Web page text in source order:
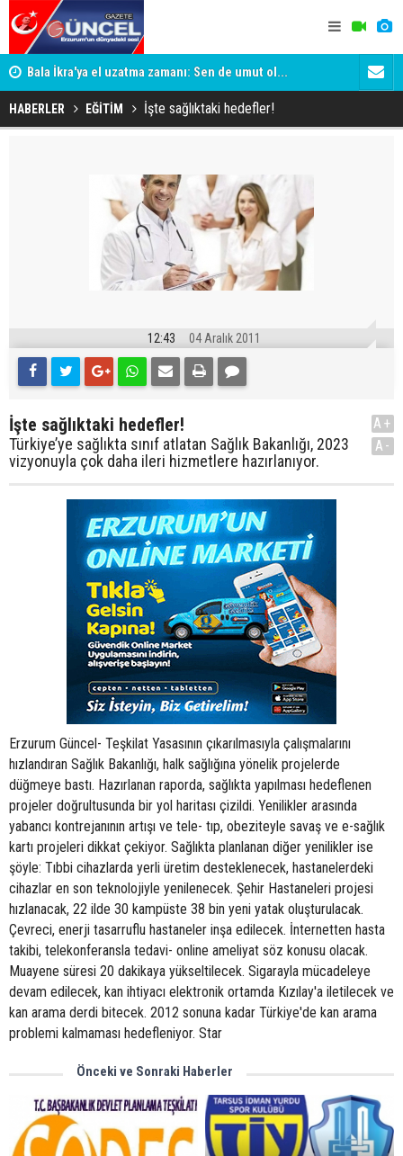
Bala İkra'ya el uzatma zamanı: Sen de umut ol... SÜRPRİZ
HABERLER EĞİTİM İşte sağlıktaki hedefler!
12:43 04 Aralık 2011
İşte sağlıktaki hedefler!
Türkiye’ye sağlıkta sınıf atlatan Sağlık Bakanlığı, 2023
vizyonuyla çok daha ileri hizmetlere hazırlanıyor.
A+
A-
Erzurum Güncel- Teşkilat Yasasının çıkarılmasıyla çalışmalarını
hızlandıran Sağlık Bakanlığı, halk sağlığına yönelik projelerde
düğmeye bastı. Hazırlanan raporda, sağlıkta yapılması hedeflenen
projeler doğrultusunda bir yol haritası çizildi. Yenilikler arasında
yabancı kontrejanının artışı ve tele- tıp, obeziteyle savaş ve e-sağlık
kartı projeleri dikkat çekiyor. Sağlıkta planlanan diğer yenilikler ise
şöyle: Tıbbi cihazlarda yerli üretim desteklenecek, hastanelerdeki
cihazlar en son teknolojiyle yenilenecek. Şehir Hastaneleri projesi
hızlanacak, 22 ilde 30 kampüste 38 bin yeni yatak oluşturulacak.
Çevreci, enerji tasarruflu hastaneler inşa edilecek. İnternetten hasta
takibi, telekonferansla tedavi- online ameliyat söz konusu olacak.
Muayene süresi 20 dakikaya yükseltilecek. Sigarayla mücadeleye
devam edilecek, kan ihtiyacı elektronik ortamda Kızılay'a iletilecek ve
kan arama derdi bitecek. 2012 sonuna kadar Türkiye'de kan arama
problemi kalmaması hedefleniyor. Star
Önceki ve Sonraki Haberler